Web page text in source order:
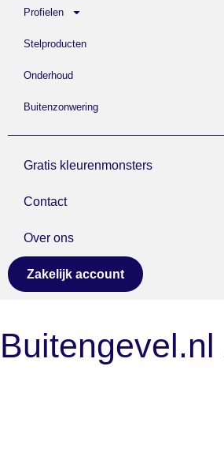
Profielen
Stelproducten
Onderhoud
Buitenzonwering
Gratis kleurenmonsters
Contact
Over ons
Zakelijk account
Buitengevel.nl